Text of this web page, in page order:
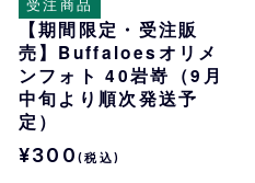
【期間限定・受注販
売】Buffaloesオリメ
ンフォト 40岩嵜（9月
中旬より順次発送予
定）
¥300(税込)